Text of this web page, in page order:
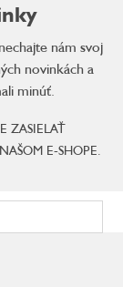
nám svoj
novinkách a
minúť.
ZASIELAŤ
E-SHOPE.